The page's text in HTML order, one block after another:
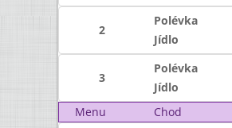
2
Polévka
Jídlo
3
Polévka
Jídlo
Menu
Chod